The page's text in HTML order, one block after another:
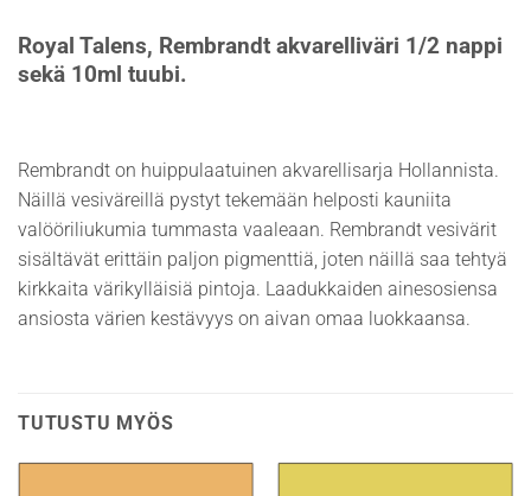
Royal Talens, Rembrandt akvarelliväri 1/2 nappi
sekä 10ml tuubi.
Rembrandt on huippulaatuinen akvarellisarja Hollannista.
Näillä vesiväreillä pystyt tekemään helposti kauniita
valööriliukumia tummasta vaaleaan. Rembrandt vesivärit
sisältävät erittäin paljon pigmenttiä, joten näillä saa tehtyä
kirkkaita värikylläisiä pintoja. Laadukkaiden ainesosiensa
ansiosta värien kestävyys on aivan omaa luokkaansa.
TUTUSTU MYÖS